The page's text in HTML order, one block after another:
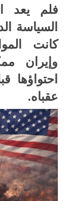
فلم يعد
السياسة
كانت
وإيران
احتواؤها
عقباه.